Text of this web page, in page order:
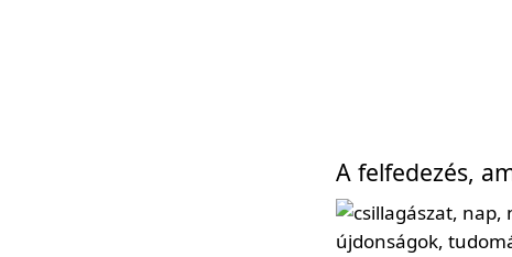
A felfedezés,